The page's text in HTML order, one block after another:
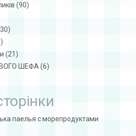
(90)
(21)
ШЕФА (6)
паелья с морепродуктами